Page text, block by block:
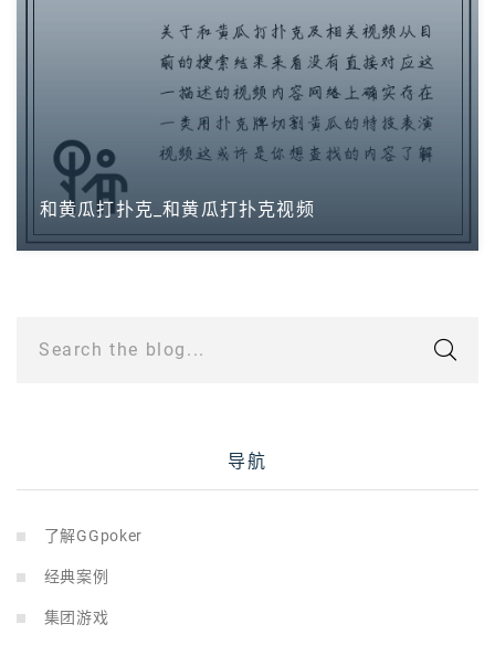
和黄瓜打扑克_和黄瓜打扑克视频
Search the blog...
导航
了解GGpoker
经典案例
集团游戏